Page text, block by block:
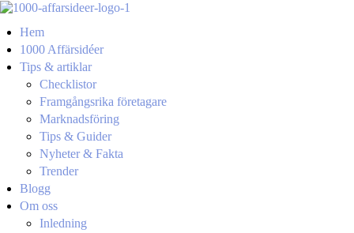
Hem
1000 Affärsidéer
Tips & artiklar
Checklistor
Framgångsrika företagare
Marknadsföring
Tips & Guider
Nyheter & Fakta
Trender
Blogg
Om oss
Inledning